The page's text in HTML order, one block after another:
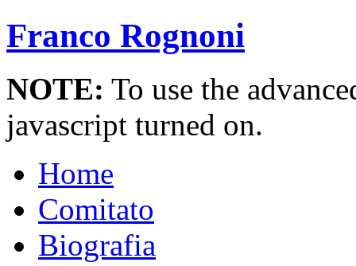
Franco Rognoni
NOTE: To use the
javascript turned on.
Home
Comitato
Biografia